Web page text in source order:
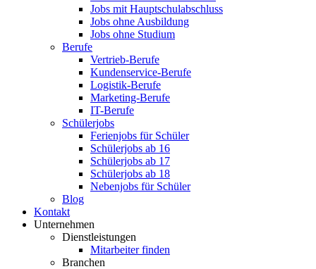
Jobs mit Hauptschulabschluss
Jobs ohne Ausbildung
Jobs ohne Studium
Berufe
Vertrieb-Berufe
Kundenservice-Berufe
Logistik-Berufe
Marketing-Berufe
IT-Berufe
Schülerjobs
Ferienjobs für Schüler
Schülerjobs ab 16
Schülerjobs ab 17
Schülerjobs ab 18
Nebenjobs für Schüler
Blog
Kontakt
Unternehmen
Dienstleistungen
Mitarbeiter finden
Branchen